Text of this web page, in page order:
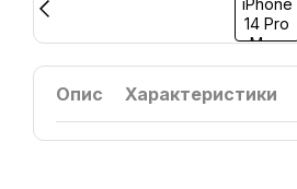
Опис Характеристики